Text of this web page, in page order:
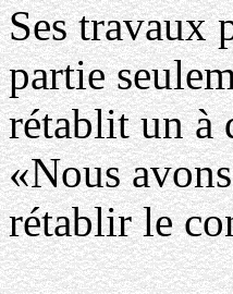
Ses travaux
partie
rétablit un à
«Nous
rétablir le